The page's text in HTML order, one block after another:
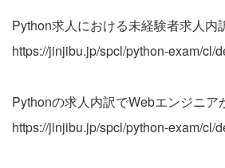
Python求人における未経験者求人内
https://jinjibu.jp/spcl/python-exam/cl/
Pythonの求人内訳でWebエンジニア
https://jinjibu.jp/spcl/python-exam/cl/